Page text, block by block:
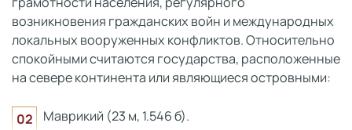
возникновения гражданских войн и международных
локальных вооруженных конфликтов. Относительно
спокойными считаются государства, расположенные
на севере континента или являющиеся островными:
Маврикий (23 м, 1.546 б).